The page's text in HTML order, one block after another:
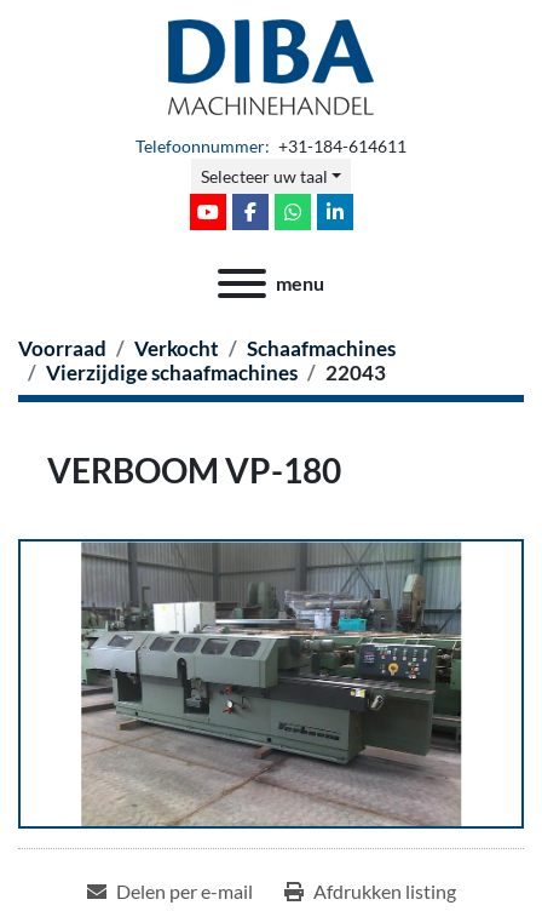
Telefoonnummer: +31-184-614611
Selecteer uw taal
youtubefacebookwhatsapplinkedin
menu
Voorraad Verkocht
Schaafmachines
Vierzijdige schaafmachines
22043
VERBOOM VP-180
Delen per e-mail
Afdrukken listing